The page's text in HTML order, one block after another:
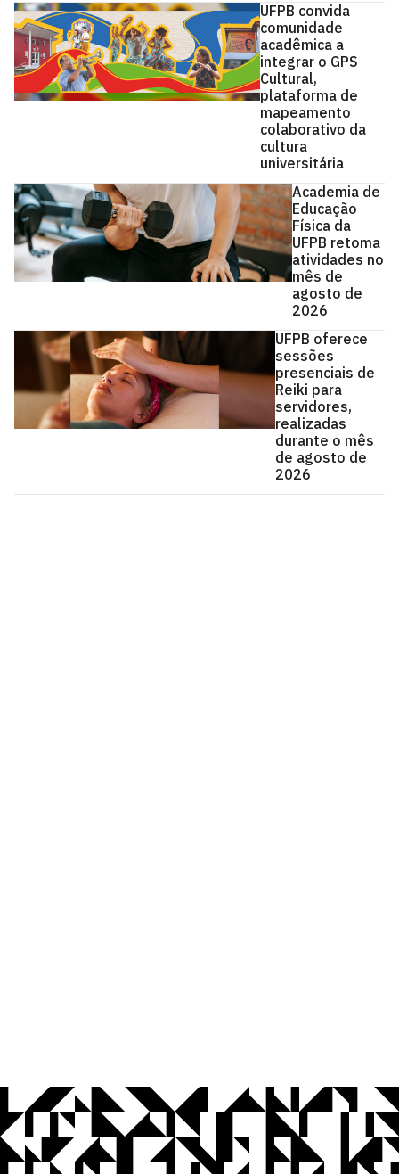
UFPB convida
comunidade
acadêmica a
integrar o GPS
Cultural,
plataforma de
mapeamento
colaborativo da
cultura
universitária
Academia de
Educação
Física da
UFPB retoma
atividades no
mês de
agosto de
2026
UFPB oferece
sessões
presenciais de
Reiki para
servidores,
realizadas
durante o mês
de agosto de
2026